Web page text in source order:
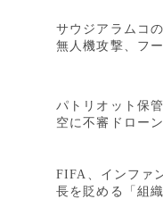
サウジアラムコ
無人機攻撃、フ
パトリオット保
空に不審ドロー
FIFA、インファ
長を貶める「組